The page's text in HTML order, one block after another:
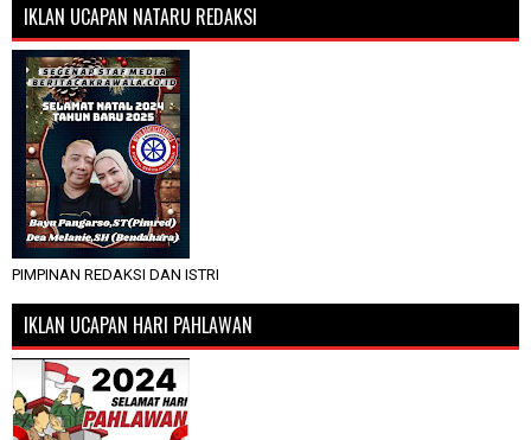
IKLAN UCAPAN NATARU REDAKSI
PIMPINAN REDAKSI DAN ISTRI
IKLAN UCAPAN HARI PAHLAWAN